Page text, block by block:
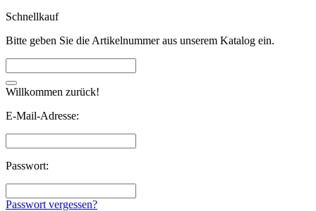
Schnellkauf
Bitte geben Sie die Artikelnummer aus unserem Katalog ein.
Willkommen zurück!
E-Mail-Adresse:
Passwort:
Passwort vergessen?